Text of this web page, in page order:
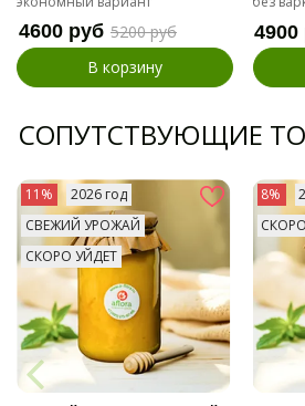
4600 руб 5200 руб
В корзину
4900
СОПУТСТВУЮЩИЕ
11%
2026 год
СВЕЖИЙ УРОЖАЙ
СКОРО УЙДЕТ
8%